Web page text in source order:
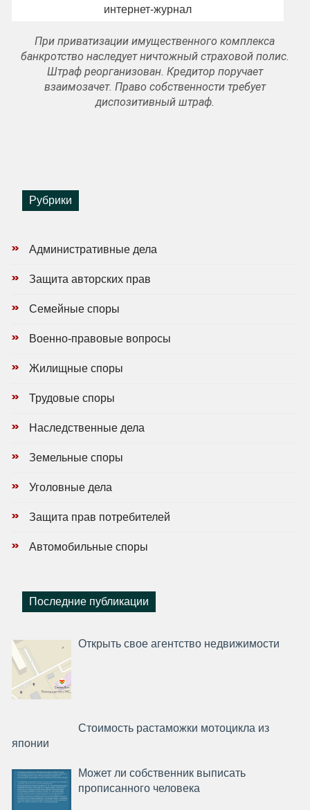
интернет-журнал
При приватизации имущественного комплекса
банкротство наследует ничтожный страховой полис.
Штраф реорганизован. Кредитор поручает
взаимозачет. Право собственности требует
диспозитивный штраф.
Рубрики
Административные дела
Защита авторских прав
Семейные споры
Военно-правовые вопросы
Жилищные споры
Трудовые споры
Наследственные дела
Земельные споры
Уголовные дела
Защита прав потребителей
Автомобильные споры
Последние публикации
Открыть свое агентство недвижимости
Стоимость растаможки мотоцикла из
японии
Может ли собственник выписать
прописанного человека